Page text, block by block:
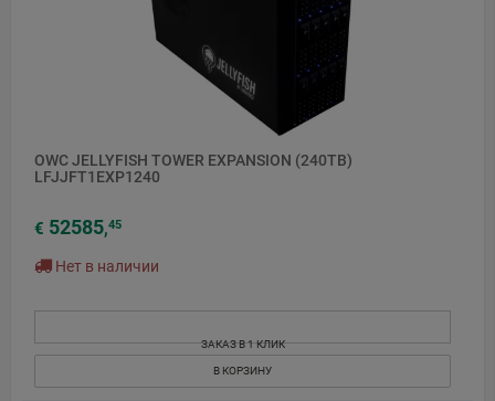
OWC JELLYFISH TOWER EXPANSION (240TB)
LFJJFT1EXP1240
€ 52585,45
Нет в наличии
ЗАКАЗ В 1 КЛИК
В КОРЗИНУ